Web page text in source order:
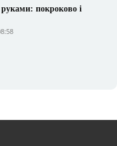
покроково і